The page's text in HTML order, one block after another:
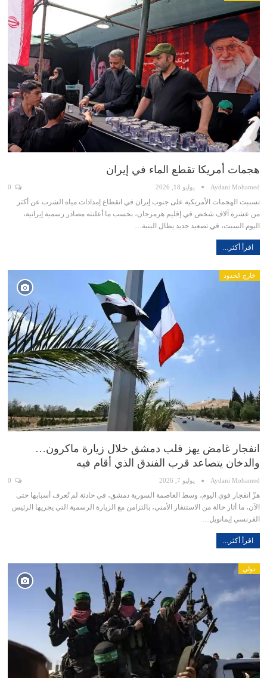
هجمات أمريكا تقطع الماء في إيران
Aydani Mohamed يوليو 18, 2026
تسببت الهجمات الأمريكية على جنوب إيران في انقطاع إمدادات مياه الشرب عن أكثر
من عشرة آلاف شخص في إقليم هرمزجان، بحسب ما أعلنته مصادر رسمية إيرانية،
اليوم السبت، في تصعيد جديد يطال البنية…
اقرأ أكثر...
خارج الحدود
انفجار غامض يهز قلب دمشق خلال زيارة ماكرون…
والدخان يتصاعد قرب الفندق الذي أقام فيه
Aydani Mohamed يوليو 7, 2026
هزّ انفجار قوي اليوم، وسط العاصمة السورية دمشق، في حادثة لم تُعرف أسبابها حتى
الآن، ما أثار حالة من الاستنفار الأمني، بالتزامن مع الزيارة الرسمية التي يجريها الرئيس
الفرنسي إيمانويل…
اقرأ أكثر...
دولي